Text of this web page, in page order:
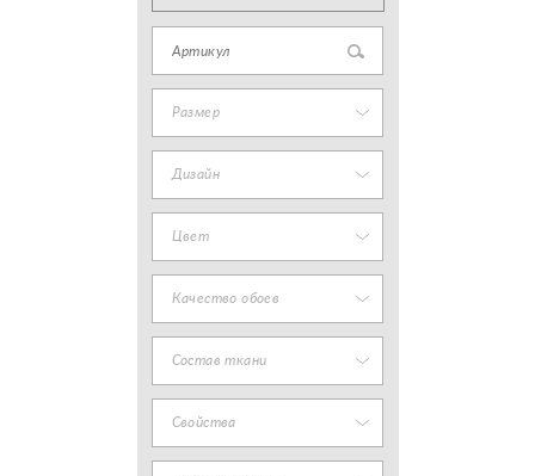
Размер
Дизайн
Цвет
Качество обоев
Состав ткани
Свойства